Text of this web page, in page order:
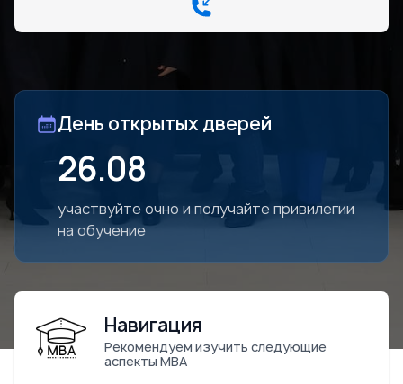
День открытых дверей
26.08
участвуйте очно и получайте привилегии
на обучение
Навигация
Рекомендуем изучить следующие
аспекты MBA